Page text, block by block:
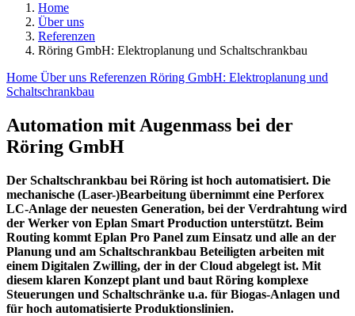
Home
Über uns
Referenzen
Röring GmbH: Elektroplanung und Schaltschrankbau
Home Über uns Referenzen Röring GmbH: Elektroplanung und
Schaltschrankbau
Automation mit Augenmass bei der
Röring GmbH
Der Schaltschrankbau bei Röring ist hoch automatisiert. Die
mechanische (Laser-)Bearbeitung übernimmt eine Perforex
LC-Anlage der neuesten Generation, bei der Verdrahtung wird
der Werker von Eplan Smart Production unterstützt. Beim
Routing kommt Eplan Pro Panel zum Einsatz und alle an der
Planung und am Schaltschrankbau Beteiligten arbeiten mit
einem Digitalen Zwilling, der in der Cloud abgelegt ist. Mit
diesem klaren Konzept plant und baut Röring komplexe
Steuerungen und Schaltschränke u.a. für Biogas-Anlagen und
für hoch automatisierte Produktionslinien.